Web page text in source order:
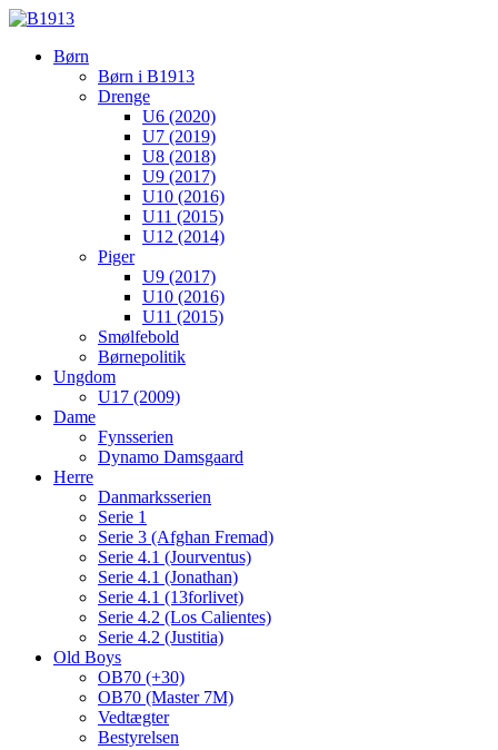
Børn
Børn i B1913
Drenge
U6 (2020)
U7 (2019)
U8 (2018)
U9 (2017)
U10 (2016)
U11 (2015)
U12 (2014)
Piger
U9 (2017)
U10 (2016)
U11 (2015)
Smølfebold
Børnepolitik
Ungdom
U17 (2009)
Dame
Fynsserien
Dynamo Damsgaard
Herre
Danmarksserien
Serie 1
Serie 3 (Afghan Fremad)
Serie 4.1 (Jourventus)
Serie 4.1 (Jonathan)
Serie 4.1 (13forlivet)
Serie 4.2 (Los Calientes)
Serie 4.2 (Justitia)
Old Boys
OB70 (+30)
OB70 (Master 7M)
Vedtægter
Bestyrelsen